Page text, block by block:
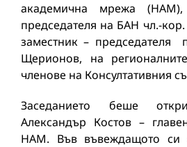
академична мрежа
председателя на БАН чл.-
заместник –
Щерионов, на
членове на Консултативния
Заседанието беше
Александър Костов –
НАМ. Във въвеждащото си